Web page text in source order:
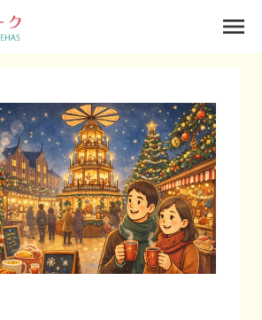
menu